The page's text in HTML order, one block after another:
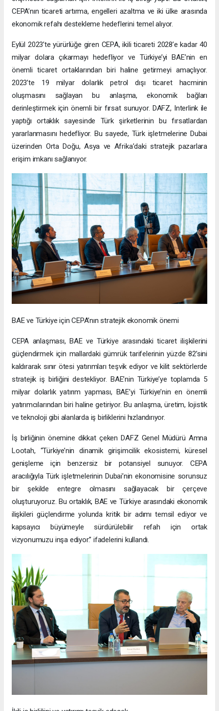
CEPA’nın ticareti artırma, engelleri azaltma ve iki ülke arasında
ekonomik refahı destekleme hedeflerini temel alıyor.
Eylül 2023’te yürürlüğe giren CEPA, ikili ticareti 2028’e kadar 40
milyar dolara çıkarmayı hedefliyor ve Türkiye’yi BAE’nin en
önemli ticaret ortaklarından biri haline getirmeyi amaçlıyor.
2023’te 19 milyar dolarlık petrol dışı ticaret hacminin
oluşmasını sağlayan bu anlaşma, ekonomik bağları
derinleştirmek için önemli bir fırsat sunuyor. DAFZ, Interlink ile
yaptığı ortaklık sayesinde Türk şirketlerinin bu fırsatlardan
yararlanmasını hedefliyor. Bu sayede, Türk işletmelerine Dubai
üzerinden Orta Doğu, Asya ve Afrika’daki stratejik pazarlara
erişim imkanı sağlanıyor.
BAE ve Türkiye için CEPA’nın stratejik ekonomik önemi
CEPA anlaşması, BAE ve Türkiye arasındaki ticaret ilişkilerini
güçlendirmek için mallardaki gümrük tarifelerinin yüzde 82’sini
kaldırarak sınır ötesi yatırımları teşvik ediyor ve kilit sektörlerde
stratejik iş birliğini destekliyor. BAE’nin Türkiye’ye toplamda 5
milyar dolarlık yatırım yapması, BAE’yi Türkiye’nin en önemli
yatırımcılarından biri haline getiriyor. Bu anlaşma, üretim, lojistik
ve teknoloji gibi alanlarda iş birliklerini hızlandırıyor.
İş birliğinin önemine dikkat çeken DAFZ Genel Müdürü Amna
Lootah, “Türkiye’nin dinamik girişimcilik ekosistemi, küresel
genişleme için benzersiz bir potansiyel sunuyor. CEPA
aracılığıyla Türk işletmelerinin Dubai’nin ekonomisine sorunsuz
bir şekilde entegre olmasını sağlayacak bir çerçeve
oluşturuyoruz. Bu ortaklık, BAE ve Türkiye arasındaki ekonomik
ilişkileri güçlendirme yolunda kritik bir adımı temsil ediyor ve
kapsayıcı büyümeyle sürdürülebilir refah için ortak
vizyonumuzu inşa ediyor.” ifadelerini kullandı.